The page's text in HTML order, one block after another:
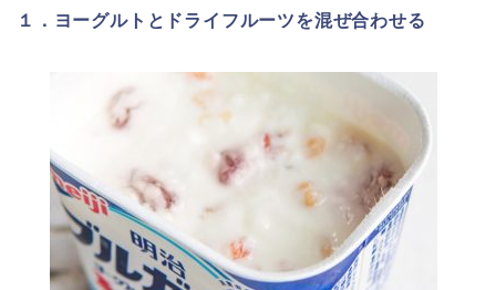
１．ヨーグルトとドライフルーツを混ぜ合わせる